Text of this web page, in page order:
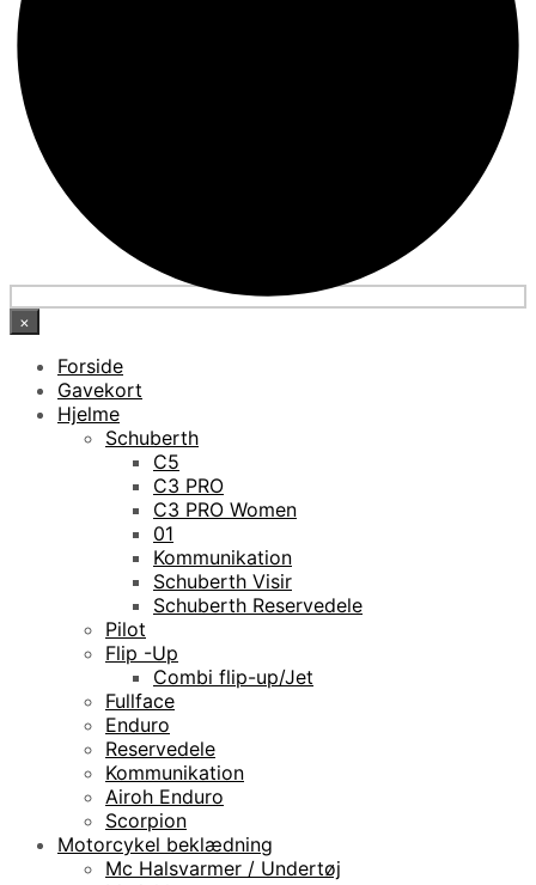
×
Forside
Gavekort
Hjelme
Schuberth
C5
C3 PRO
C3 PRO Women
01
Kommunikation
Schuberth Visir
Schuberth Reservedele
Pilot
Flip -Up
Combi flip-up/Jet
Fullface
Enduro
Reservedele
Kommunikation
Airoh Enduro
Scorpion
Motorcykel beklædning
Mc Halsvarmer / Undertøj